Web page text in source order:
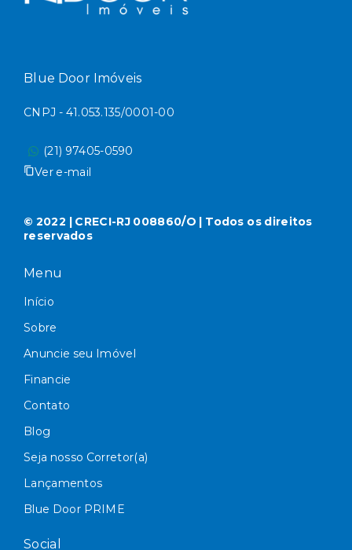
Blue Door Imóveis
CNPJ - 41.053.135/0001-00
(21) 97405-0590
Ver e-mail
© 2022 | CRECI-RJ 008860/O | Todos os direitos
reservados
Menu
Início
Sobre
Anuncie seu Imóvel
Financie
Contato
Blog
Seja nosso Corretor(a)
Lançamentos
Blue Door PRIME
Social